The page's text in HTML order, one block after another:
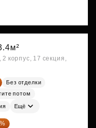
корпус, 17 секция,
Без отделки
потом
Ещё